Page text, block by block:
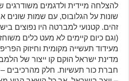
להצלחה מיידית ולדגמים משודרגים
שונות על הגלובוס, עם שמות שונים
(וגם כיום קיימים לא מעט כלים
מעידוד תעשייה מקומית וחיזוק
מדינת ישראל הוקם קו ייצור של
חברת כור תעשיות. חלק מהרכיבים –